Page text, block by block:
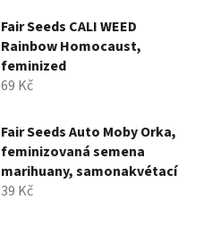
Fair Seeds CALI WEED
Rainbow Homocaust,
feminized
69 Kč
Fair Seeds Auto Moby Orka,
feminizovaná semena
marihuany, samonakvétací
39 Kč